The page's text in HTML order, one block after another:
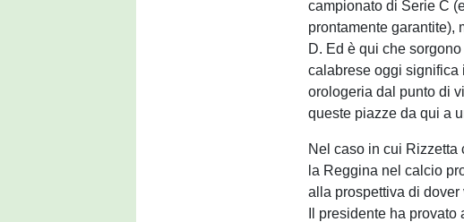
campionato di Serie C
prontamente garantite),
D. Ed è qui che
calabrese oggi significa
orologeria dal punto di
queste piazze da qui a
Nel caso in cui Rizzetta
la Reggina nel calcio
alla prospettiva di
Il presidente ha